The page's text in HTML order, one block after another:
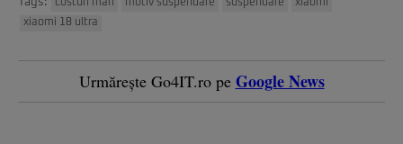
Tags: costuri mari motiv suspendare suspendare
xiaomi
xiaomi 18 ultra
Urmărește Go4IT.ro pe Google News